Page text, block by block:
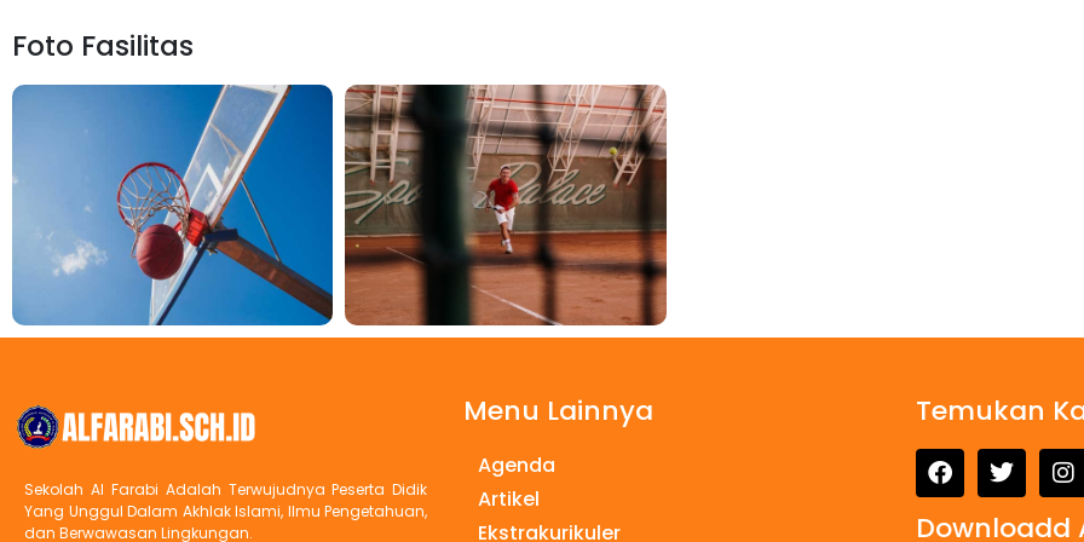
Foto Fasilitas
Sekolah Al Farabi Adalah Terwujudnya Peserta Didik
Yang Unggul Dalam Akhlak Islami, Ilmu Pengetahuan,
dan Berwawasan Lingkungan.
Menu Lainnya
Agenda
Artikel
Ekstrakurikuler
Temukan
Downloadd